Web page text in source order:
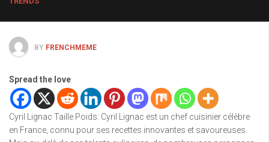
BY FRENCHMEME
Spread the love
Cyril Lignac Taille Poids: Cyril Lignac est un chef cuisinier célèbre
en France, connu pour ses recettes innovantes et savoureuses.